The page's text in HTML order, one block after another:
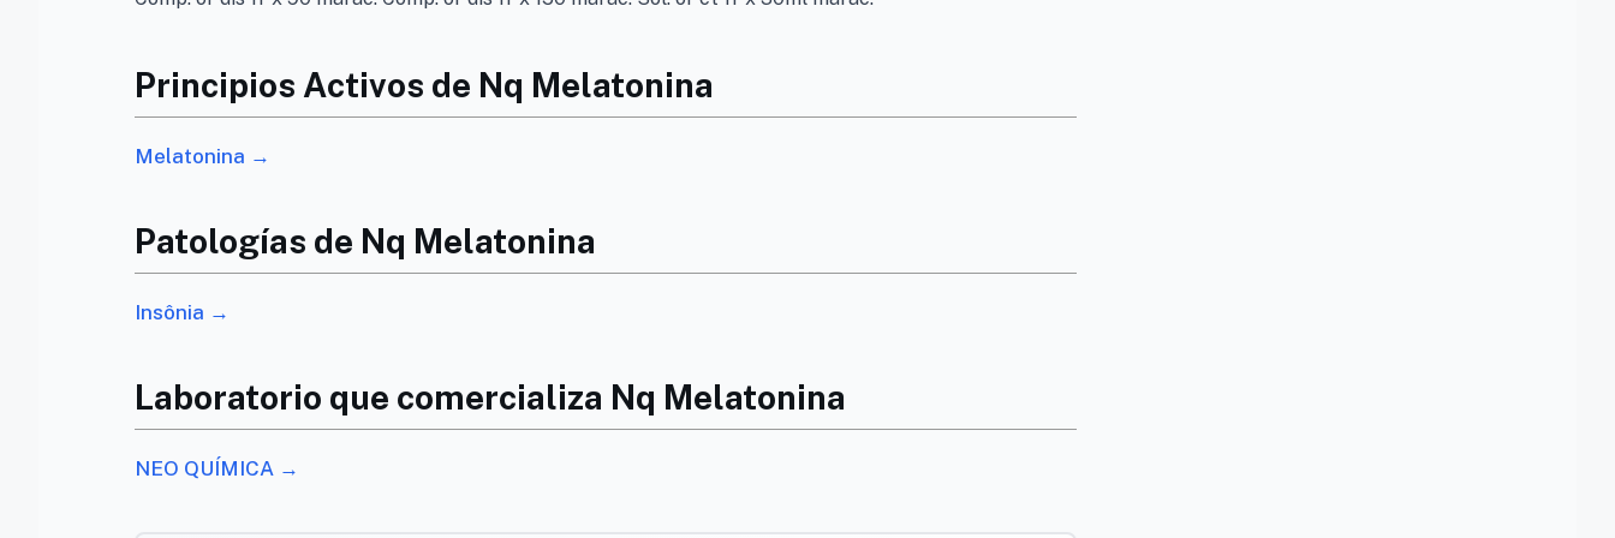
Principios Activos de Nq Melatonina
Melatonina →
Patologías de Nq Melatonina
Insônia →
Laboratorio que comercializa Nq Melatonina
NEO QUÍMICA →